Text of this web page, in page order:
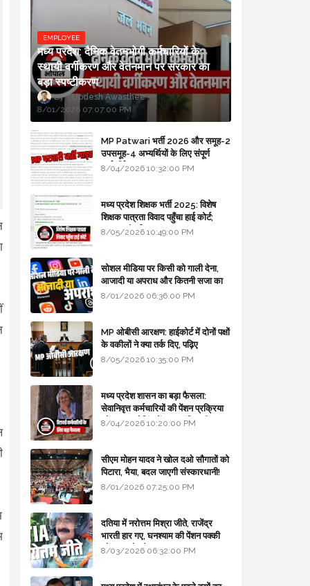
EMPLOYEE
मध्य प्रदेश: दैनिक वेतनभोगी कर्मचारियों के
स्थायी वर्गीकरण और वेतनमान पर सरकार का
बड़ा स्पष्टीकरण
Updesh Awasthee
8/01/2026 07:07:00 PM
MP Patwari भर्ती 2026 और समूह-2
उपसमूह-4 अभ्यर्थियों के लिए संपूर्ण
मार्गदर्शिका
8/04/2026 10:32:00 PM
मध्य प्रदेश शिक्षक भर्ती 2025: विशेष
शिक्षक पात्रता विवाद पहुँचा हाई कोर्ट;
सरकार से माँगा जवाब
8/05/2026 10:49:00 PM
सोशल मीडिया पर किसी को गाली देना,
आजादी या अपराध और कितनी सजा का
प्रावधान - free legal advice
8/01/2026 06:36:00 PM
MP ओबीसी आरक्षण: हाईकोर्ट में दोनों पक्षों
के वकीलों ने क्या तर्क दिए, पढ़िए
8/05/2026 10:35:00 PM
मध्य प्रदेश शासन का बड़ा फैसला:
सेवानिवृत्त कर्मचारियों की पेंशन प्रक्रिया
और बजट कोडिंग में हुए क्रांतिकारी
8/04/2026 10:20:00 PM
सीएम मोहन यादव ने खोल दओ सौगातों को
पिटारा, भैया, बदल जाएगी संस्कारधानी!
8/01/2026 07:25:00 PM
दतिया में नरोत्तम मिश्रा जीते, राजेंद्र
भारती हार गए, घनश्याम की पेंशन पक्की
और आशुतोष बैक टू...
8/03/2026 06:32:00 PM